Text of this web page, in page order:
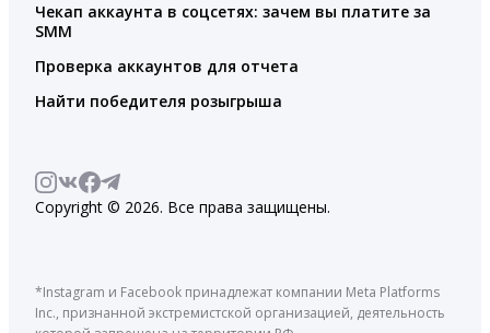
Чекап аккаунта в соцсетях: зачем вы платите за
SMM
Проверка аккаунтов для отчета
Найти победителя розыгрыша
Copyright © 2026. Все права защищены.
*Instagram и Facebook принадлежат компании Meta Platforms
Inc., признанной экстремистской организацией, деятельность